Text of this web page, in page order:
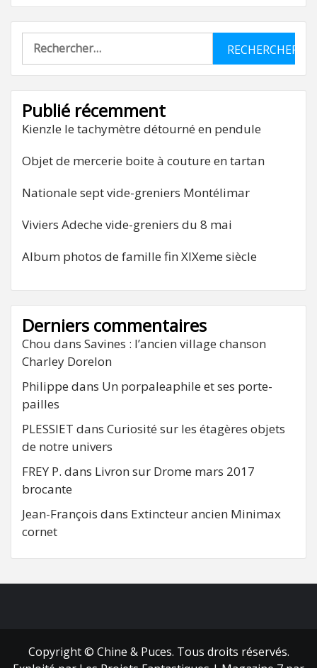
Rechercher :
Publié récemment
Kienzle le tachymètre détourné en pendule
Objet de mercerie boite à couture en tartan
Nationale sept vide-greniers Montélimar
Viviers Adeche vide-greniers du 8 mai
Album photos de famille fin XIXeme siècle
Derniers commentaires
Chou dans Savines : l’ancien village chanson
Charley Dorelon
Philippe dans Un porpaleaphile et ses porte-
pailles
PLESSIET dans Curiosité sur les étagères objets
de notre univers
FREY P. dans Livron sur Drome mars 2017
brocante
Jean-François dans Extincteur ancien Minimax
cornet
Copyright © Chine & Puces. Tous droits réservés.